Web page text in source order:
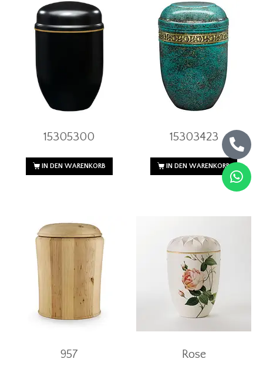
15305300
IN DEN WARENKORB
15303423
IN DEN WARENKORB
957 Rose